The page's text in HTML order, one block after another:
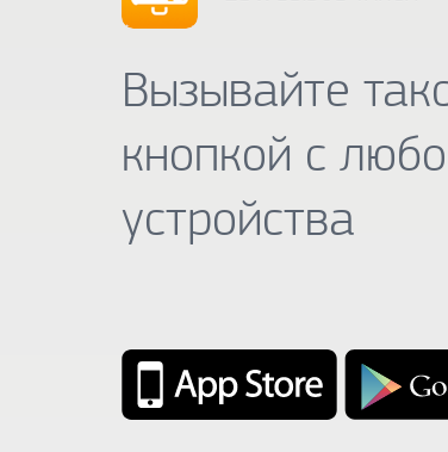
Вызывайте
кнопкой с
устройства